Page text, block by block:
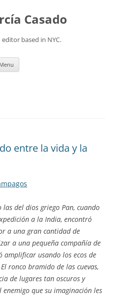
Casado
based in NYC.
Menu
entre la vida y la
las del dios griego Pan, cuando
a la India, encontró
a una gran cantidad de
a una pequeña compañía de
amplificar usando los ecos de
ronco bramido de las cuevas,
de lugares tan oscuros y
que su imaginación les